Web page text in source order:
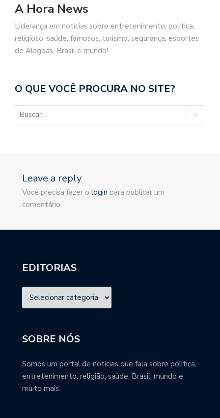
A Hora News
Liderança em notícias sobre entretenimento, politica,
religioso, saúde, famosos, turismo, segurança, esportes
de Alagoas, Brasil e mundo!
O QUE VOCÊ PROCURA NO SITE?
Leave a reply
Você precisa fazer o login para publicar um
comentário.
EDITORIAS
SOBRE NÓS
Somos um portal de noticias que fala sobre politica,
entretenimento, religião, saúde, Brasil, mundo e
muito mais.